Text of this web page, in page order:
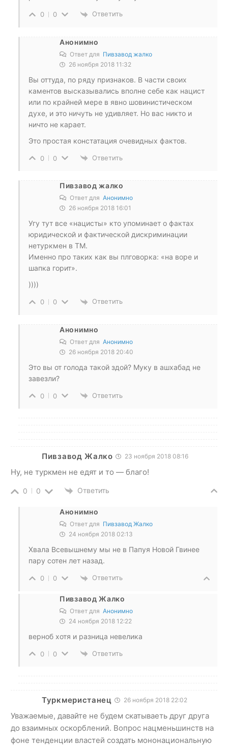
0 0 Ответить
Анонимно
Ответ для Пивзавод жалко
26 ноября 2018 11:32
Вы оттуда, по ряду признаков. В части своих
каментов высказывались вполне себе как нацист
или по крайней мере в явно шовинистическом
духе, и это ничуть не удивляет. Но вас никто и
ничто не карает.
Это простая констатация очевидных фактов.
0 0 Ответить
Пивзавод жалко
Ответ для Анонимно
26 ноября 2018 16:01
Угу тут все «нацисты» кто упоминает о фактах
юридической и фактической дискриминации
нетуркмен в ТМ.
Именно про таких как вы плговорка: «на воре и
шапка горит».
))))
0 0 Ответить
Анонимно
Ответ для Анонимно
26 ноября 2018 20:40
Это вы от голода такой здой? Муку в ашхабад не
завезли?
0 0 Ответить
Пивзавод Жалко 23 ноября 2018 08:16
Ну, не туркмен не едят и то — благо!
0 0 Ответить
Анонимно
Ответ для Пивзавод Жалко
24 ноября 2018 02:13
Хвала Всевышнему мы не в Папуя Новой Гвинее
пару сотен лет назад.
0 0 Ответить
Пивзавод Жалко
Ответ для Анонимно
24 ноября 2018 12:22
верноб хотя и разница невелика
0 0 Ответить
Туркмеристанец 26 ноября 2018 22:02
Уважаемые, давайте не будем скатываеть друг друга
до взаимных оскорблений. Вопрос нацменьшинств на
фоне тенденции властей создать мононациональную